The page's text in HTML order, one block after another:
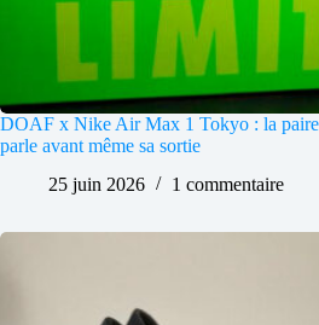
DOAF x Nike Air Max 1 Tokyo : la
parle avant même sa sortie
25 juin 2026
1 commentaire